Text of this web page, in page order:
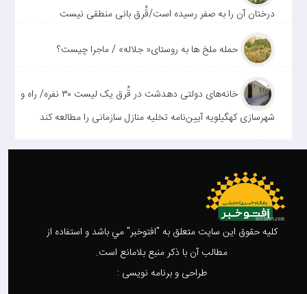
درختان آن را به صفر رسیده است/قُرق بانی منطقی نیست
حمله ملخ ها به روستای« جلاله» / ماجرا چیست؟
خانه‌های دولتی دهدشت در قُرق یک لیست ۳۰ نفره/ راه و
شهرسازی کهگیلویه آیین‌نامه تخلیه منازل سازمانی را مطالعه کند
کليه حقوق اين سايت متعلق به "افتوخبر" مي باشد و استفاده از
مطالب آن با ذکر منبع بلامانع است.
طراحی و برنامه نویسی :